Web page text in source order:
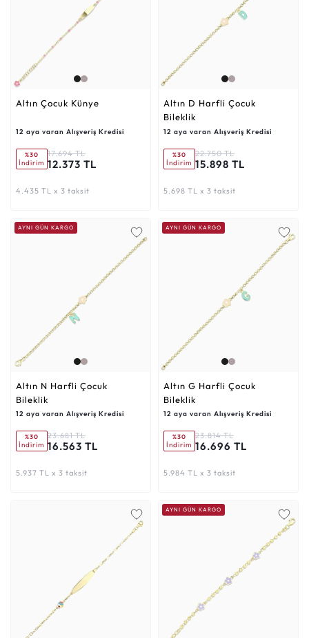
Altın Çocuk Künye
12 aya varan Alışveriş Kredisi
%30
İndirim
17.694 TL
12.373 TL
4.435 TL x 3 taksit
Altın D Harfli Çocuk
Bileklik
12 aya varan Alışveriş Kredisi
%30
İndirim
22.750 TL
15.898 TL
5.698 TL x 3 taksit
AYNI GÜN KARGO
Altın N Harfli Çocuk
Bileklik
12 aya varan Alışveriş Kredisi
%30
İndirim
23.681 TL
16.563 TL
5.937 TL x 3 taksit
AYNI GÜN KARGO
Altın G Harfli Çocuk
Bileklik
12 aya varan Alışveriş Kredisi
%30
İndirim
23.814 TL
16.696 TL
5.984 TL x 3 taksit
AYNI GÜN KARGO